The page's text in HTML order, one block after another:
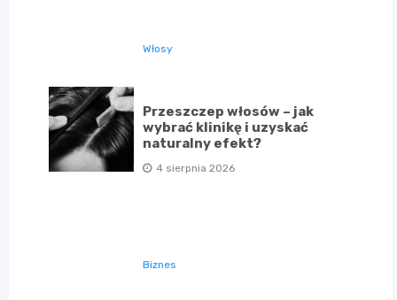
Włosy
Przeszczep włosów – jak
wybrać klinikę i uzyskać
naturalny efekt?
4 sierpnia 2026
Biznes